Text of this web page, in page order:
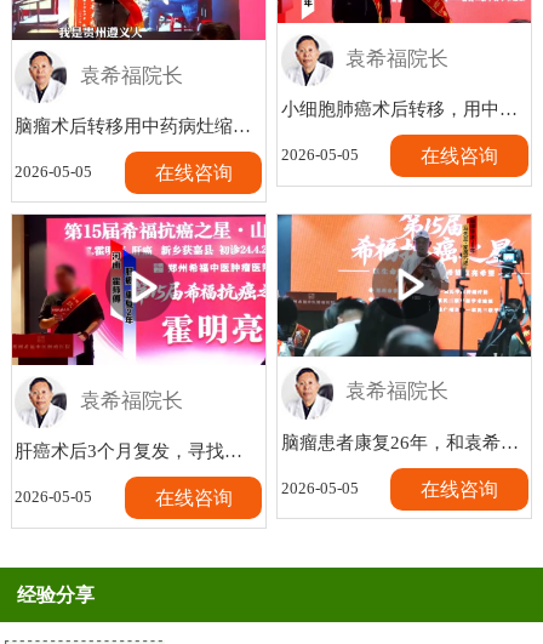
袁希福院长
脑瘤术后转移用中药病灶缩小至消失，12年身体正常，到各地旅
2026-05-05 在线咨询
袁希福院长
小细胞肺癌术后转移，用中医气色好转3年，想出去打工被老伴阻
2026-05-05 在线咨询
袁希福院长
肝癌术后3个月复发，寻找中医病情稳定，看不出来是病人
2026-05-05 在线咨询
袁希福院长
脑瘤患者康复26年，和袁希福院长超越医患关系早已成为朋友！
2026-05-05 在线咨询
经验分享